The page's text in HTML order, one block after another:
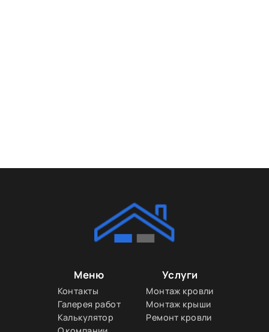
Меню
Контакты
Галерея работ
Калькулятор
Услуги
Монтаж кровли
Монтаж крыши
Ремонт кровли